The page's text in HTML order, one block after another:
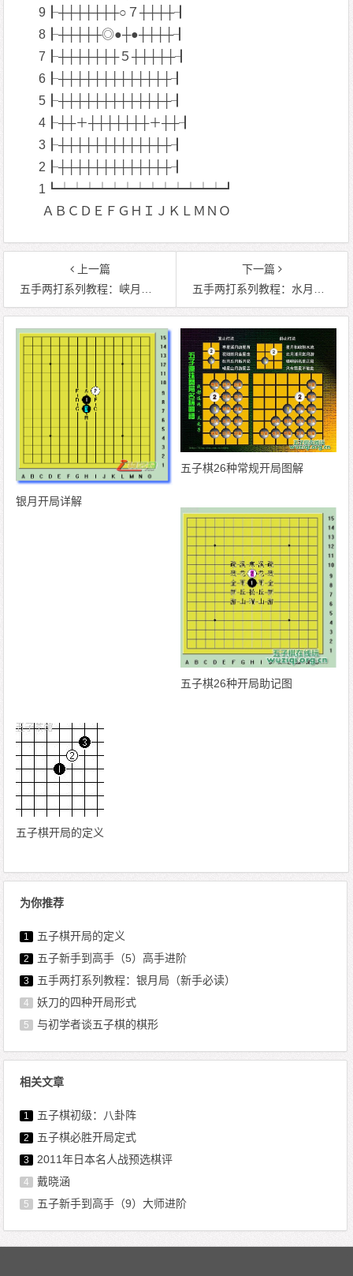
9┠┼┼┼┼┼┼┼○７┼┼┼┼┨
8┠┼┼┼┼┼◎●┼●┼┼┼┼┨
7┠┼┼┼┼┼┼┼５┼┼┼┼┼┨
6┠┼┼┼┼┼┼┼┼┼┼┼┼┼┨
5┠┼┼┼┼┼┼┼┼┼┼┼┼┼┨
4┠┼┼＋┼┼┼┼┼┼┼＋┼┼┨
3┠┼┼┼┼┼┼┼┼┼┼┼┼┼┨
2┠┼┼┼┼┼┼┼┼┼┼┼┼┼┨
1┗┷┷┷┷┷┷┷┷┷┷┷┷┷┛
ＡＢＣＤＥＦＧＨＩＪＫＬＭＮＯ
上一篇
五手两打系列教程：峡月局（新手必读）
下一篇
五手两打系列教程：水月局（新手必读）
银月开局详解
五子棋26种常规开局图解
五子棋26种开局助记图
五子棋开局的定义
为你推荐
1 五子棋开局的定义
2 五子新手到高手（5）高手进阶
3 五手两打系列教程：银月局（新手必读）
4 妖刀的四种开局形式
5 与初学者谈五子棋的棋形
相关文章
1 五子棋初级：八卦阵
2 五子棋必胜开局定式
3 2011年日本名人战预选棋评
4 戴晓涵
5 五子新手到高手（9）大师进阶
文章导航